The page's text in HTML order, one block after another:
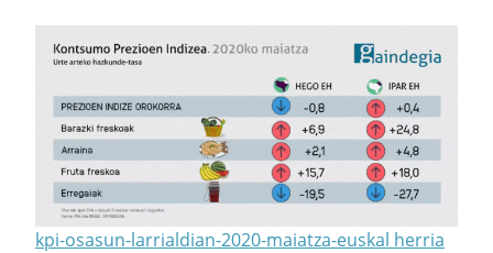
kpi-osasun-larrialdian-2020-maiatza-euskal herria